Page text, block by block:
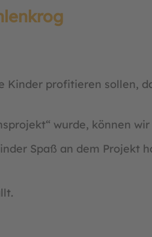
Kinder profitieren sollen,
wurde, können
Spaß an dem Projekt